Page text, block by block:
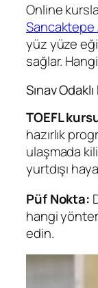
Online
Sancaktepe
yüz yüze
sağlar.
Sınav
TOEFL
hazırlık
ulaşmada
yurtdışı
Püf Nokta:
hangi
edin.